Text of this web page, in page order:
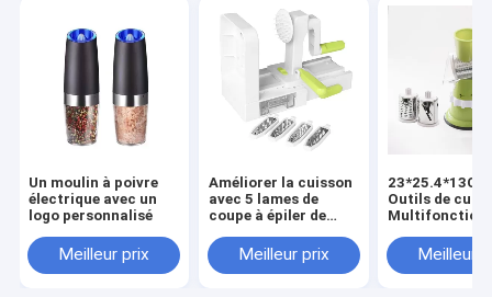
Un moulin à poivre
électrique avec un
logo personnalisé
Meilleur prix
Améliorer la cuisson
avec 5 lames de
coupe à épiler de
420 en acier
inoxydable
Meilleur prix
23*25.4*13CM
Outils de
Multifonction
alimentaire
Chopper de
Meilleur